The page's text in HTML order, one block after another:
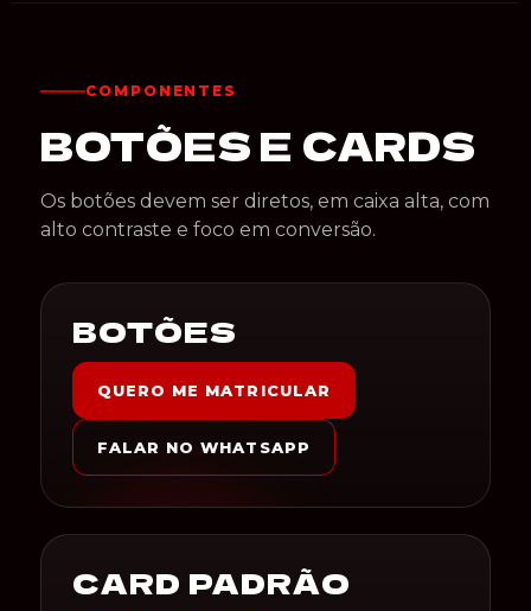
COMPONENTES
BOTÕES E CARDS
Os botões devem ser diretos, em caixa alta, com
alto contraste e foco em conversão.
BOTÕES
QUERO ME MATRICULAR
FALAR NO WHATSAPP
CARD PADRÃO